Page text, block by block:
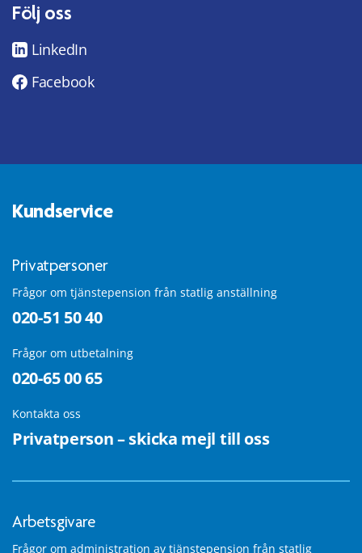
Följ oss
LinkedIn
Facebook
Kundservice
Privatpersoner
Frågor om tjänstepension från statlig anställning
020-51 50 40
Frågor om utbetalning
020-65 00 65
Kontakta oss
Privatperson – skicka mejl till oss
Arbetsgivare
Frågor om administration av tjänstepension från statlig